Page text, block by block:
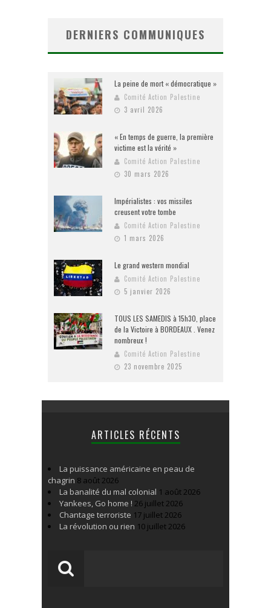
DERNIERS COMMUNIQUES
La peine de mort « démocratique »
Comité Action Palestine
3 avril 2026
« En temps de guerre, la première
victime est la vérité »
Comité Action Palestine
30 mars 2026
Impérialistes : vos missiles
creusent votre tombe
Comité Action Palestine
1 mars 2026
Le grand western mondial
Comité Action Palestine
5 janvier 2026
TOUS LES SAMEDIS à 15h30, place
de la Victoire à BORDEAUX . Venez
nombreux !
Comité Action Palestine
23 novembre 2025
ARTICLES RÉCENTS
La puissance américaine en peau de
chagrin 8 août 2026
La banalité du mal colonial 1 août 2026
Yankees, Go home ! 26 juillet 2026
Chantage terroriste 17 juillet 2026
La révolution ou rien 10 juillet 2026